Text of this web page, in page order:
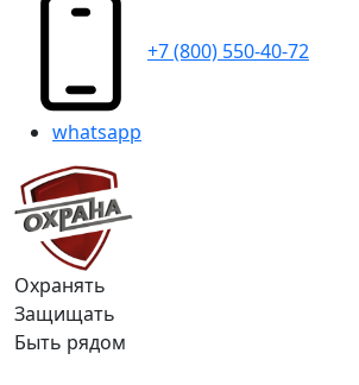
+7 (800) 550-40-72
whatsapp
Охранять
Защищать
Быть рядом